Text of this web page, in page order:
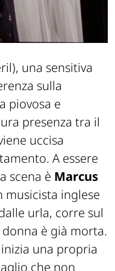
una sensitiva
sulla
piovosa e
presenza tra il
uccisa
A essere
scena è Marcus
musicista inglese
urla, corre sul
è già morta.
una propria
che non